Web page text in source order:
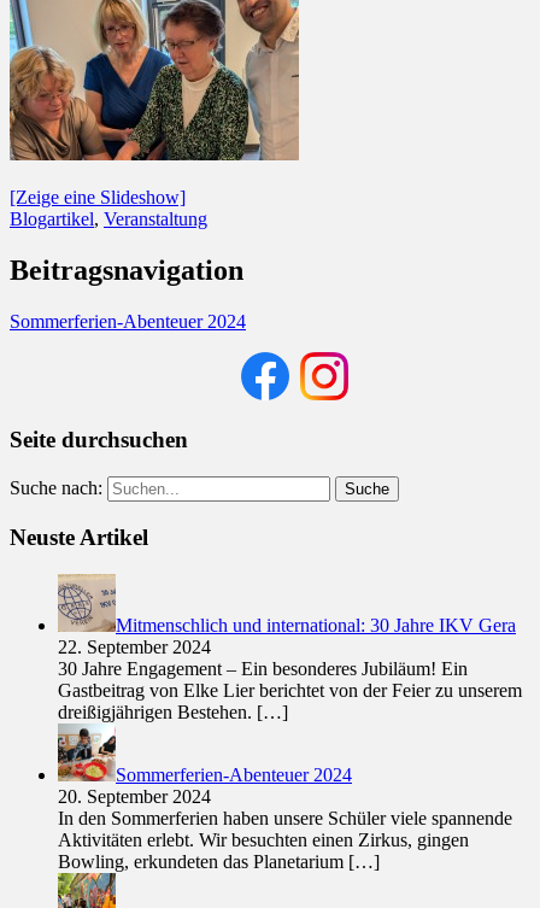
[Zeige eine Slideshow]
Blogartikel, Veranstaltung
Beitragsnavigation
Sommerferien-Abenteuer 2024
Seite durchsuchen
Suche nach:
Neuste Artikel
Mitmenschlich und international: 30 Jahre IKV Gera
22. September 2024
30 Jahre Engagement – Ein besonderes Jubiläum! Ein
Gastbeitrag von Elke Lier berichtet von der Feier zu unserem
dreißigjährigen Bestehen. […]
Sommerferien-Abenteuer 2024
20. September 2024
In den Sommerferien haben unsere Schüler viele spannende
Aktivitäten erlebt. Wir besuchten einen Zirkus, gingen
Bowling, erkundeten das Planetarium […]